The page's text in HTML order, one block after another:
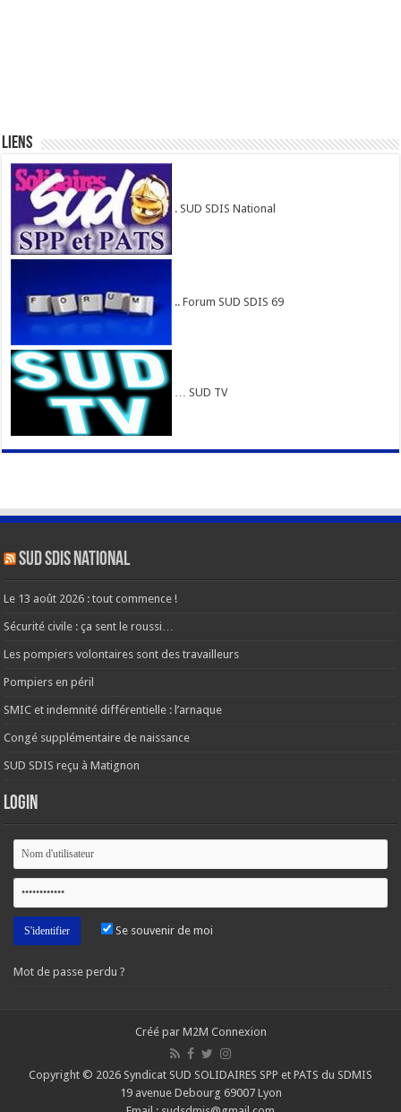
Liens
. SUD SDIS National
.. Forum SUD SDIS 69
… SUD TV
SUD SDIS national
Le 13 août 2026 : tout commence !
Sécurité civile : ça sent le roussi…
Les pompiers volontaires sont des travailleurs
Pompiers en péril
SMIC et indemnité différentielle : l’arnaque
Congé supplémentaire de naissance
SUD SDIS reçu à Matignon
Login
Se souvenir de moi
Mot de passe perdu ?
Créé par M2M Connexion
Copyright © 2026 Syndicat SUD SOLIDAIRES SPP et PATS du SDMIS
19 avenue Debourg 69007 Lyon